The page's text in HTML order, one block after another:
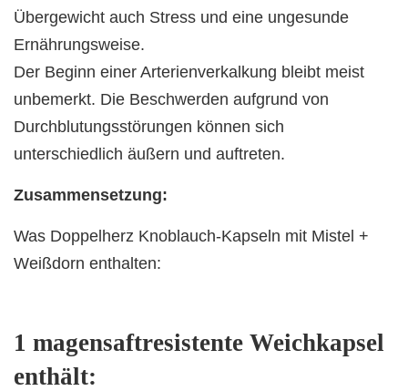
Übergewicht auch Stress und eine ungesunde
Ernährungsweise.
Der Beginn einer Arterienverkalkung bleibt meist
unbemerkt. Die Beschwerden aufgrund von
Durchblutungsstörungen können sich
unterschiedlich äußern und auftreten.
Zusammensetzung:
Was Doppelherz Knoblauch-Kapseln mit Mistel +
Weißdorn enthalten:
1 magensaftresistente Weichkapsel
enthält: